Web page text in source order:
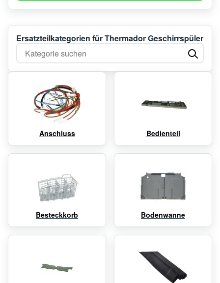
Ersatzteilkategorien für Thermador Geschirrspüler
Kategorie suchen
Anschluss Bedienteil
Besteckkorb Bodenwanne